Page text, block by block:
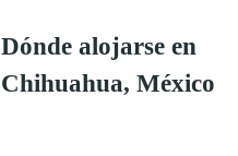
Dónde alojarse en
Chihuahua, México